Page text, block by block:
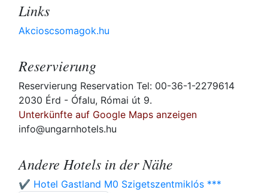
Links
Akcioscsomagok.hu
Reservierung
Reservierung Reservation Tel: 00-36-1-2279614
2030 Érd - Ófalu, Római út 9.
Unterkünfte auf Google Maps anzeigen
info@ungarnhotels.hu
Andere Hotels in der Nähe
✔️ Hotel Gastland M0 Szigetszentmiklós ***